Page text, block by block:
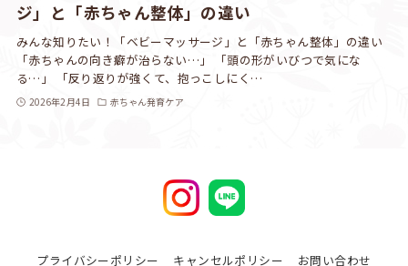
ジ」と「赤ちゃん整体」の違い
みんな知りたい！「ベビーマッサージ」と「赤ちゃん整体」の違い
「赤ちゃんの向き癖が治らない…」 「頭の形がいびつで気にな
る…」 「反り返りが強くて、抱っこしにく…
2026年2月4日 赤ちゃん発育ケア
プライバシーポリシー キャンセルポリシー お問い合わせ